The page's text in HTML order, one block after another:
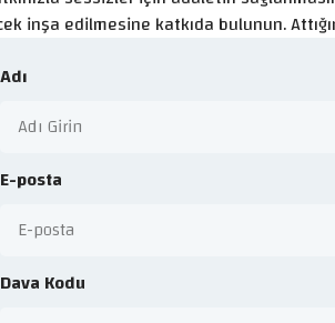
inşa edilmesine katkıda bulunun.
Adı
E-posta
Dava Kodu